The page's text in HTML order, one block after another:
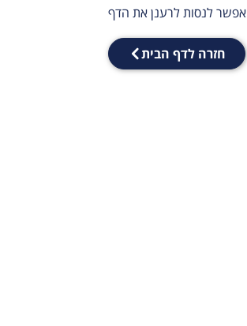
אפשר לנסות לרענן את הדף
חזרה לדף הבית